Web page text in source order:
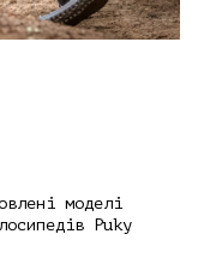
моделі
Puky